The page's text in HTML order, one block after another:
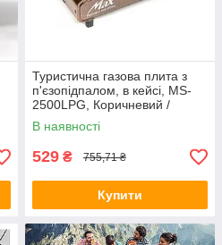
Туристична газова плита з
п'єзопідпалом, в кейсі, MS-
2500LPG, Коричневий /
Портативна газова плита /
Газова плитка похідна
В наявності
529 ₴ 755,71 ₴
Купити